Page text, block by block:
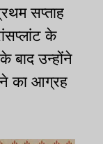
सप्ताह
के
बाद उन्होंने
का आग्रह